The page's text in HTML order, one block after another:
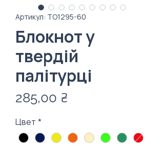
Артикул: TO1295-60
Блокнот у
твердій
палітурці
285,00 ₴
Цвет *